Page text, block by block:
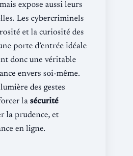
expose aussi leurs
Les cybercriminels
et la curiosité des
porte d’entrée idéale
donc une véritable
envers soi-même.
des gestes
la sécurité
la prudence, et
en ligne.